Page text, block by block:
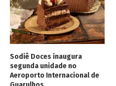
Sodiê Doces inaugura
segunda unidade no
Aeroporto Internacional de